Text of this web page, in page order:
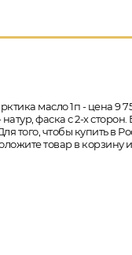
масло 1п - цена 9
фаска с 2-х
того, чтобы купить в
товар в